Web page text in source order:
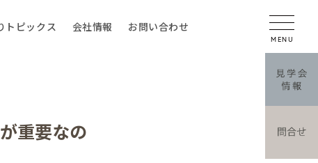
トピックス 会社情報 お問い合わせ
重要なの